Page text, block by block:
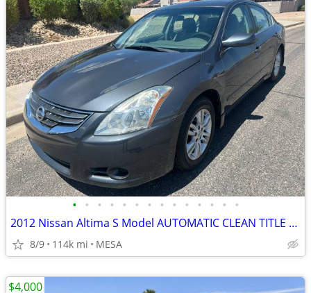
• • • • • • • • • • • • • •
2012 Nissan Altima S Model AUTOMATIC CLEAN TITLE RUNS GREAT
8/9 114k mi MESA
$4,000